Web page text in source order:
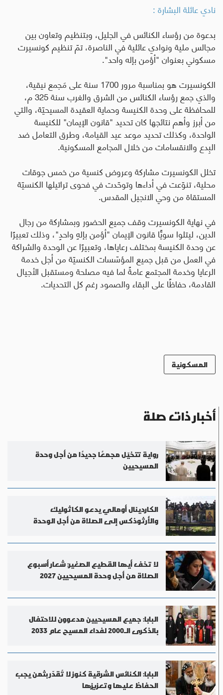
نادي عائلة البشارة :
بدعوة من رؤساء الكنائس في الجليل، وبتنظيم وتعاون بين
مجالس ملية ونوادي عائلية في الناصرة، تمّ تنظيم كونسيرت
مسكوني بعنوان "أؤمن بإله واحد".
الكونسيرت هو بمناسبة مرور 1700 سنة على مَجمع نيقية،
والذي جمع رؤساء الكنائس من الشرق والغرب سنة 325 م،
للمحافظة على وحدة الكنيسة وحماية العقيدة المسيحيّة، والتي
من أبرز وأهم نتائجها كان تحديد "قانون الإيمان" للكنيسة
الواحدة، وكذلك تحديد موعد عيد القيامة، وطرق التعامل ضد
البِدع والانقسامات من خلال المجامع المسكونية.
تخلل الكونسيرت مشاركة وعروض كنسية من خمس جوقات
محلية، تنوّعت في أداءها وتوحّدت في فحوى تراتيلها الكنسيّة
المستقاة من وحي الانجيل المقدس.
في نهاية الكونسيرت وقف جميع الحضور وبمشاركة من رجال
الدين، ليتلوا سويًّا قانون الإيمان "أؤمن بإلهٍ واحدٍ"، وذلك تعبيرًا
عن وحدة الكنيسة بمختلف رعاياها، وتعبيرًا عن الوحدة والشراكة
في العمل من قبل جميع المؤسّسات الكنسيّة من أجل خدمة
الرعايا وخدمة المجتمع عامةً لما فيه مصلحة ومستقبل الأجيال
القادمة، حفاظًا على البقاء والصمود رغم كل التحديات.
المسكونية
أخبار ذات صلة
رواية تتخيّل مجمعًا جديدًا من أجل وحدة
المسيحيين
الكاردينال أومالي يدعو الكاثوليك
والأرثوذكس إلى الصلاة من أجل الوحدة
لا تخف أيها القطيع الصغير: شعار أسبوع
الصلاة من أجل وحدة المسيحيين 2027
البابا: جميع المسيحيين مدعوون للاحتفال
بالذكرى الـ2000 لفداء المسيح عام 2033
البابا: الكنائس الشرقية كنوز لا تُقدّر بثمن يجب
الحفاظ عليها وتعزيزها